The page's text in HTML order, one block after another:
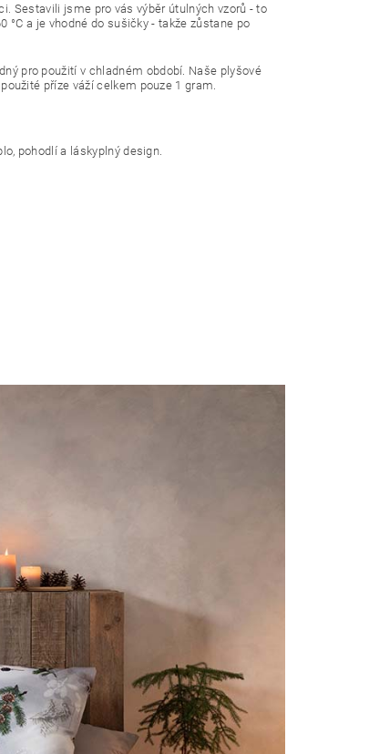
Sestavili jsme pro vás výběr útulných vzorů - to
°C a je vhodné do sušičky - takže zůstane po
pro použití v chladném období. Naše plyšové
příze váží celkem pouze 1 gram.
pohodlí a láskyplný design.